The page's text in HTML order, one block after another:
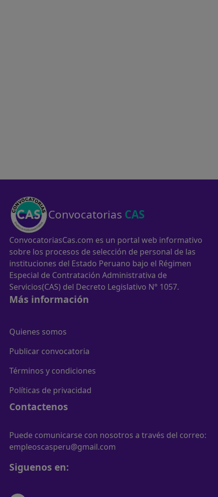
Convocatorias CAS
ConvocatoriasCas.com es un portal web informativo
sobre los procesos de selección de personal de las
instituciones del Estado Peruano bajo el Régimen
Especial de Contratación Administrativa de
Servicios(CAS) del Decreto Legislativo N° 1057.
Más información
Quienes somos
Publicar convocatoria
Términos y condiciones
Políticas de privacidad
Contactenos
Puede comunicarse con nosotros a través del correo:
empleoscasperu@gmail.com
Siguenos en: